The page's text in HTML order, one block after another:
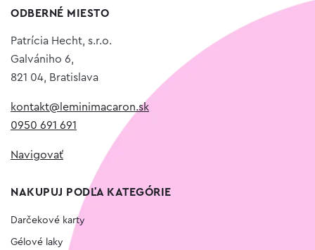
ODBERNÉ MIESTO
Patrícia Hecht, s.r.o.
Galvániho 6,
821 04, Bratislava
kontakt@leminimacaron.sk
0950 691 691
Navigovať
NAKUPUJ PODĽA KATEGÓRIE
Darčekové karty
Gélové laky